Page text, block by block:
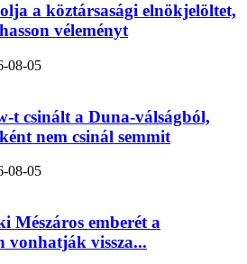
a köztársasági elnökjelöltet,
véleményt
08-05
t csinált a Duna-válságból,
nem csinál semmit
08-05
Mészáros emberét a
vonhatják vissza...